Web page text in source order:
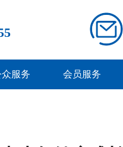
服务 会员服务